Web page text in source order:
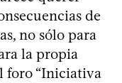
de
no sólo para
la propia
foro “Iniciativa